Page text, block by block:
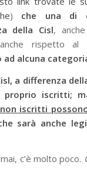
) che una di
della Cisl,
rispetto al
alcuna
a differenza
proprio iscritti;
iscritti
sarà anche
c’è molto poco.